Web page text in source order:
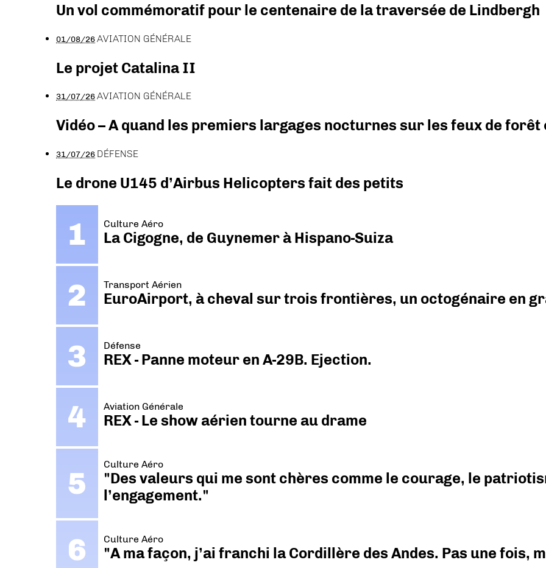
Un vol commémoratif pour le centenaire de la traversée de Lindbergh
01/08/26AVIATION GÉNÉRALE
Le projet Catalina II
31/07/26AVIATION GÉNÉRALE
Vidéo – A quand les premiers largages nocturnes sur les feux de forêt
31/07/26 DÉFENSE
Le drone U145 d’Airbus Helicopters fait des petits
Culture Aéro
La Cigogne, de Guynemer à Hispano-Suiza
Transport Aérien
EuroAirport, à cheval sur trois frontières, un octogénaire en
Défense
REX - Panne moteur en A-29B. Ejection.
Aviation Générale
REX - Le show aérien tourne au drame
Culture Aéro
"Des valeurs qui me sont chères comme le courage, le
l’engagement."
Culture Aéro
"A ma façon, j’ai franchi la Cordillère des Andes. Pas une fois,